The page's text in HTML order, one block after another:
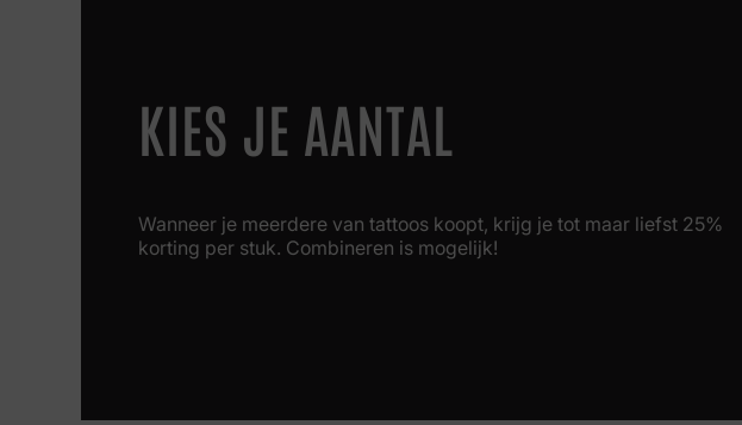
KIES JE AANTAL
Wanneer je meerdere van tattoos koopt, krijg je tot maar liefst 25%
korting per stuk. Combineren is mogelijk!